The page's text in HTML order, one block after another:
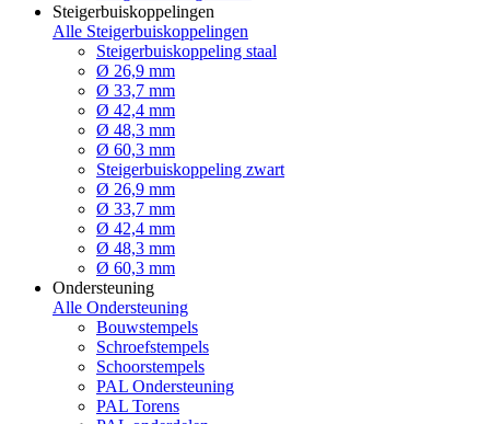
Steigerbuiskoppelingen
Alle Steigerbuiskoppelingen
Steigerbuiskoppeling staal
Ø 26,9 mm
Ø 33,7 mm
Ø 42,4 mm
Ø 48,3 mm
Ø 60,3 mm
Steigerbuiskoppeling zwart
Ø 26,9 mm
Ø 33,7 mm
Ø 42,4 mm
Ø 48,3 mm
Ø 60,3 mm
Ondersteuning
Alle Ondersteuning
Bouwstempels
Schroefstempels
Schoorstempels
PAL Ondersteuning
PAL Torens